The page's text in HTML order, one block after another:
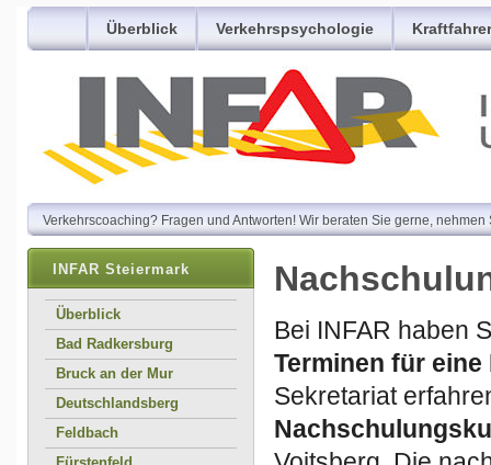
Überblick Verkehrspsychologie
Verkehrscoaching? Fragen und Antworten! Wir beraten Sie gerne,
INFAR Steiermark
Überblick
Bad Radkersburg
Bruck an der Mur
Deutschlandsberg
Feldbach
Bei INFAR haben
Terminen für
Sekretariat